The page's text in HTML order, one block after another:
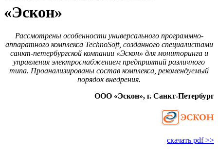
«Эскон»
Рассмотрены особенности универсального программно-
аппаратного комплекса TechnoSoft, созданного специалистами
санкт-петербургской компании «Эскон» для мониторинга и
управления электроснабжением предприятий различного
типа. Проанализированы состав комплекса, рекомендуемый
порядок внедрения.
ООО «Эскон», г. Санкт-Петербург
скачать pdf >>